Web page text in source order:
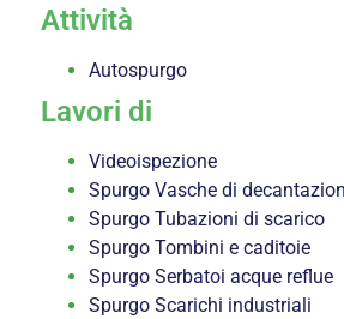
Attività
Autospurgo
Lavori di
Videoispezione
Spurgo Vasche di
Spurgo Tubazioni di scarico
Spurgo Tombini e caditoie
Spurgo Serbatoi acque reflue
Spurgo Scarichi industriali